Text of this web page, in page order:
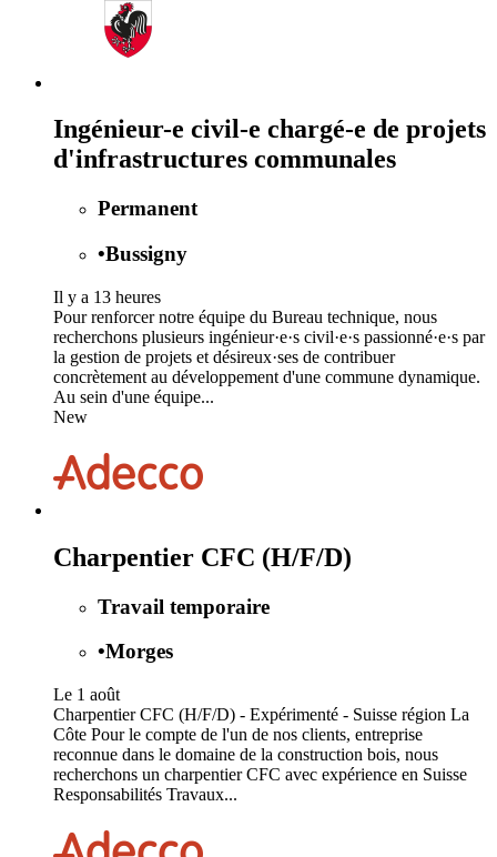
Ingénieur-e civil-e chargé-e de projets
d'infrastructures communales
Permanent
•Bussigny
Il y a 13 heures
Pour renforcer notre équipe du Bureau technique, nous
recherchons plusieurs ingénieur·e·s civil·e·s passionné·e·s par
la gestion de projets et désireux·ses de contribuer
concrètement au développement d'une commune dynamique.
Au sein d'une équipe...
New
Charpentier CFC (H/F/D)
Travail temporaire
•Morges
Le 1 août
Charpentier CFC (H/F/D) - Expérimenté - Suisse région La
Côte Pour le compte de l'un de nos clients, entreprise
reconnue dans le domaine de la construction bois, nous
recherchons un charpentier CFC avec expérience en Suisse
Responsabilités Travaux...